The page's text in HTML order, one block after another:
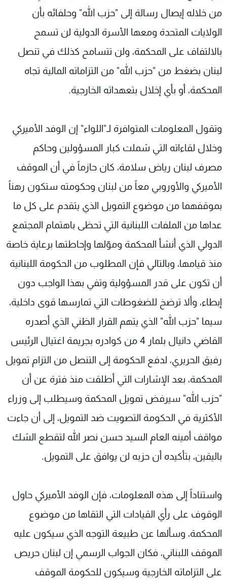
من خلاله إيصال رسالة إلى "حزب الله" وحلفائه بأن
الولايات المتحدة ومعها الأسرة الدولية لن تسمح
بالالتفاف على المحكمة، ولن تتسامح كذلك في تنصل
لبنان بضغط من "حزب الله" من التزاماته المالية تجاه
المحكمة، أو بأي إخلال بتعهداته الخارجية.
وتقول المعلومات المتوافرة لـ"اللواء" إن الوفد الأميركي
وخلال لقاءاته التي شملت كبار المسؤولين وحاكم
مصرف لبنان رياض سلامة، كان حازماً في أن الموقف
الأميركي والأوروبي معاً من لبنان وحكومته ستكون رهناً
بموقفهما من موضوع التمويل الذي يتقدم على كل ما
عداها من الملفات اللبنانية التي تحظى باهتمام المجتمع
الدولي الذي أنشأ المحكمة وموّلها وإحاطتها برعاية خاصة
منذ قيامها، وبالتالي فإن المطلوب من الحكومة اللبنانية
أن تكون على قدر المسؤولية وتفي بهذا الواجب دون
إبطاء، وألا ترضخ للضغوطات التي تمارسها قوى داخلية،
سيما "حزب الله" الذي يتهم القرار الظني الذي أصدره
القاضي دانيال بلمار 4 من كوادره بجريمة اغتيال الرئيس
رفيق الحريري، لدفع الحكومة إلى التنصل من التزام تمويل
المحكمة، بعد الإشارات التي أطلقت منذ فترة عن أن
"حزب الله" سيرفض تمويل المحكمة وسيطلب إلى وزراء
الأكثرية في الحكومة التصويت ضد التمويل، إلى أن جاءت
مواقف أمينه العام السيد حسن نصر الله لتقطع الشك
باليقين، بتأكيده أن حزبه لن يوافق على التمويل.
واستناداً إلى هذه المعلومات، فإن الوفد الأميركي حاول
الوقوف على رأي القيادات التي التقاها من موضوع
المحكمة، وسألها عن طبيعة التوجه الذي سيكون عليه
الموقف اللبناني، فكان الجواب الرسمي إن لبنان حريص
على التزاماته الخارجية وسيكون للحكومة الموقف